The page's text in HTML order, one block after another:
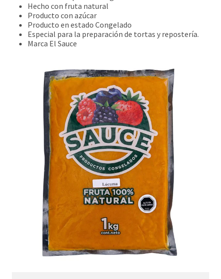
Hecho con fruta natural
Producto con azúcar
Producto en estado Congelado
Especial para la preparación de tortas y repostería.
Marca El Sauce